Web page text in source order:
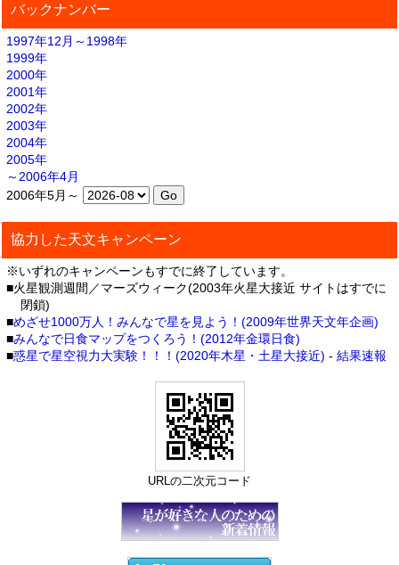
バックナンバー
1997年12月～1998年
1999年
2000年
2001年
2002年
2003年
2004年
2005年
～2006年4月
2006年5月～
協力した天文キャンペーン
※いずれのキャンペーンもすでに終了しています。
■火星観測週間／マーズウィーク(2003年火星大接近 サイトはすでに
閉鎖)
■めざせ1000万人！みんなで星を見よう！(2009年世界天文年企画)
■みんなで日食マップをつくろう！(2012年金環日食)
■惑星で星空視力大実験！！！(2020年木星・土星大接近) - 結果速報
URLの二次元コード